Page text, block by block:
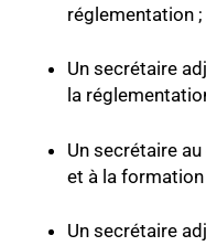
réglementation ;
Un secrétaire
la
Un secrétaire
et à la formation
Un secrétaire